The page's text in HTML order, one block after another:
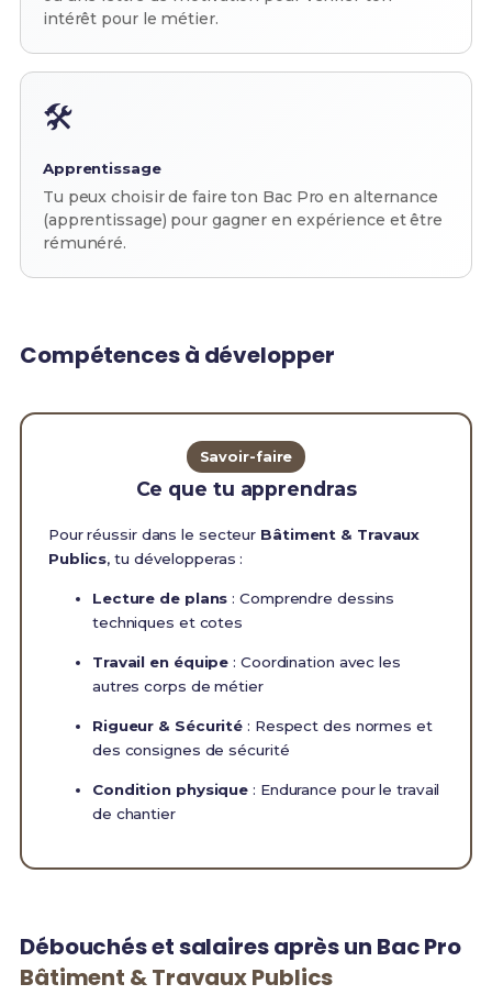
intérêt pour le métier.
🛠️
Apprentissage
Tu peux choisir de faire ton Bac Pro en alternance
(apprentissage) pour gagner en expérience et être
rémunéré.
Compétences à développer
Savoir-faire
Ce que tu apprendras
Pour réussir dans le secteur Bâtiment & Travaux
Publics, tu développeras :
Lecture de plans : Comprendre dessins
techniques et cotes
Travail en équipe : Coordination avec les
autres corps de métier
Rigueur & Sécurité : Respect des normes et
des consignes de sécurité
Condition physique : Endurance pour le travail
de chantier
Débouchés et salaires après un Bac Pro
Bâtiment & Travaux Publics